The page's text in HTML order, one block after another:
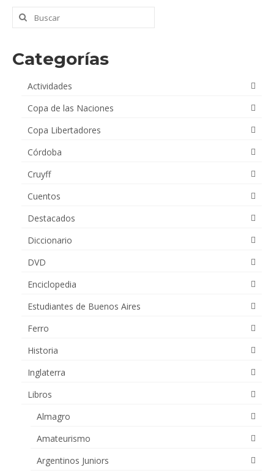
Buscar
por:
Categorías
Actividades
Copa de las Naciones
Copa Libertadores
Córdoba
Cruyff
Cuentos
Destacados
Diccionario
DVD
Enciclopedia
Estudiantes de Buenos Aires
Ferro
Historia
Inglaterra
Libros
Almagro
Amateurismo
Argentinos Juniors